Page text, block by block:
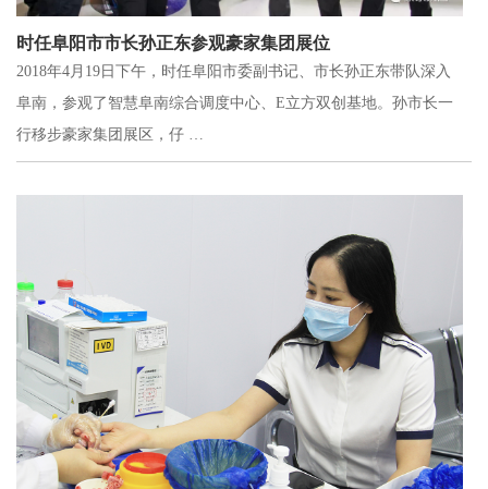
时任阜阳市市长孙正东参观豪家集团展位
2018年4月19日下午，时任阜阳市委副书记、市长孙正东带队深入
阜南，参观了智慧阜南综合调度中心、E立方双创基地。孙市长一
行移步豪家集团展区，仔 …